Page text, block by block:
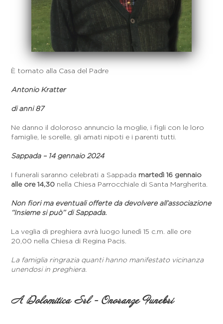
È tornato alla Casa del Padre
Antonio Kratter
di anni 87
Ne danno il doloroso annuncio la moglie, i figli con le loro
famiglie, le sorelle, gli amati nipoti e i parenti tutti.
Sappada – 14 gennaio 2024
I funerali saranno celebrati a Sappada martedì 16 gennaio
alle ore 14,30 nella Chiesa Parrocchiale di Santa Margherita.
Non fiori ma eventuali offerte da devolvere all’associazione
‘‘Insieme si può’’ di Sappada.
La veglia di preghiera avrà luogo lunedì 15 c.m. alle ore
20,00 nella Chiesa di Regina Pacis.
La famiglia ringrazia quanti hanno manifestato vicinanza
unendosi in preghiera.
A Dolomitica Srl - Onoranze Funebri